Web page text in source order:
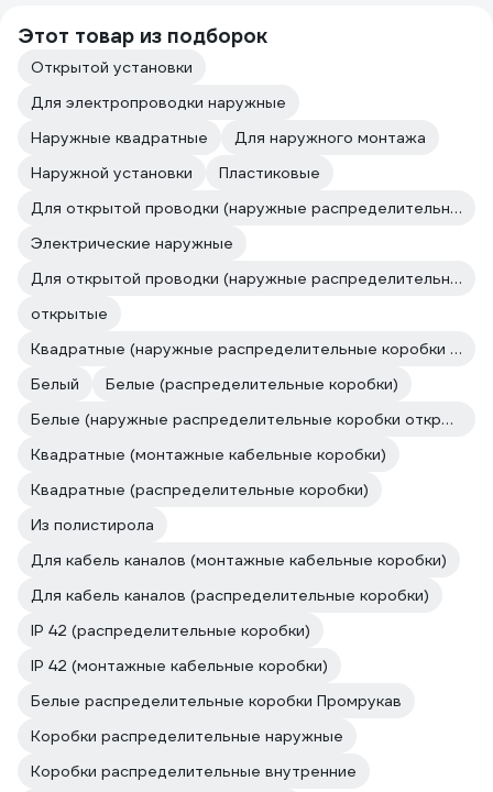
Этот товар из подборок
Открытой установки
Для электропроводки наружные
Наружные квадратные
Для наружного монтажа
Наружной установки
Пластиковые
Для открытой проводки (наружные распределительные коробки открытой установки)
Электрические наружные
Для открытой проводки (наружные распределительные коробки открытой установки)
открытые
Квадратные (наружные распределительные коробки открытой установки)
Белый
Белые (распределительные коробки)
Белые (наружные распределительные коробки открытой установки)
Квадратные (монтажные кабельные коробки)
Квадратные (распределительные коробки)
Из полистирола
Для кабель каналов (монтажные кабельные коробки)
Для кабель каналов (распределительные коробки)
IP 42 (распределительные коробки)
IP 42 (монтажные кабельные коробки)
Белые распределительные коробки Промрукав
Коробки распределительные наружные
Коробки распределительные внутренние